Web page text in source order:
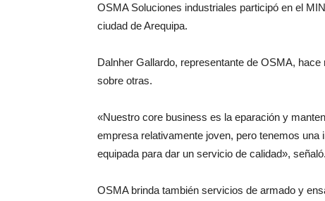
OSMA Soluciones industriales participó en el
ciudad de Arequipa.
Dalnher Gallardo, representante de OSMA,
sobre otras.
«Nuestro core business es la eparación y
empresa relativamente joven, pero tenemos
equipada para dar un servicio de calidad», señaló.
OSMA brinda también servicios de armado y